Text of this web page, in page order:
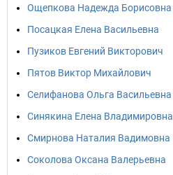
Ощепкова Надежда Борисовна
Посацкая Елена Васильевна
Пузиков Евгений Викторович
Пятов Виктор Михайлович
Селифанова Ольга Васильевна
Синякина Елена Владимировна
Смирнова Наталия Вадимовна
Соколова Оксана Валерьевна